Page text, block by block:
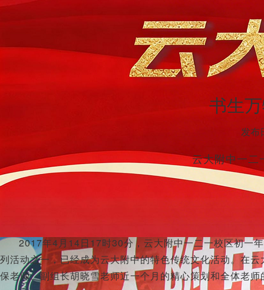
书生
发布
云大附中一二
2017年4月14日17时30分，云大附中一二一校区初一
列活动之一，已经成为云大附中的特色传统文化活动。在
保老师、副组长胡晓雪老师近一个月的精心策划和全体老